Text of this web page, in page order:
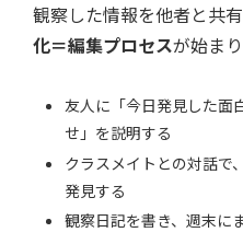
観察した情報を他者と共
化＝編集プロセスが始まり
友人に「今日発見した面
せ」を説明する
クラスメイトとの対話で
発見する
観察日記を書き、週末に